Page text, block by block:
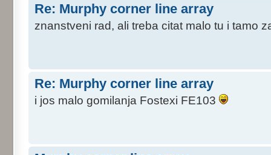
Re: Murphy corner line array
znanstveni rad, ali treba citat malo tu i tamo
Re: Murphy corner line array
i jos malo gomilanja Fostexi FE103